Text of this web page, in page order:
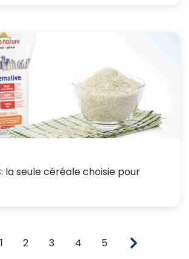
la seule céréale choisie pour
1 2 3 4 5